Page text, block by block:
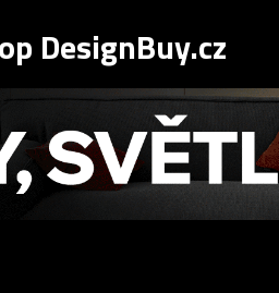
DesignBuy.cz